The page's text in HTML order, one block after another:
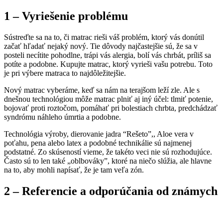
1 – Vyriešenie problému
Sústreďte sa na to, či matrac rieši váš problém, ktorý vás donútil
začať hľadať nejaký nový. Tie dôvody najčastejšie sú, že sa v
posteli necítite pohodlne, trápi vás alergia, bolí vás chrbát, príliš sa
potíte a podobne. Kupujte matrac, ktorý vyrieši vašu potrebu. Toto
je pri výbere matraca to najdôležitejšie.
Nový matrac vyberáme, keď sa nám na terajšom leží zle. Ale s
dnešnou technológiou môže matrac plniť aj iný účel: tlmiť potenie,
bojovať proti roztočom, pomáhať pri bolestiach chrbta, predchádzať
syndrómu náhleho úmrtia a podobne.
Technológia výroby, dierovanie jadra “Rešeto”,, Aloe vera v
poťahu, pena alebo latex a podobné technikálie sú najmenej
podstatné. Zo skúseností vieme, že takéto veci nie sú rozhodujúce.
Často sú to len také „oblbováky”, ktoré na niečo slúžia, ale hlavne
na to, aby mohli napísať, že je tam veľa zón.
2 – Referencie a odporúčania od známych